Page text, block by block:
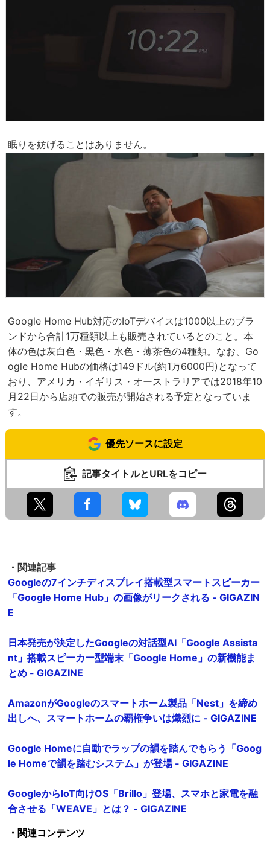
眠りを妨げることはありません。
Google Home Hub対応のIoTデバイスは1000以上のブラ
ンドから合計1万種類以上も販売されているとのこと。本
体の色は灰白色・黒色・水色・薄茶色の4種類。なお、Go
ogle Home Hubの価格は149ドル(約1万6000円)となって
おり、アメリカ・イギリス・オーストラリアでは2018年10
月22日から店頭での販売が開始される予定となっていま
す。
優先ソースに設定
記事タイトルとURLをコピー
・関連記事
Googleの7インチディスプレイ搭載型スマートスピーカー
「Google Home Hub」の画像がリークされる - GIGAZIN
E
日本発売が決定したGoogleの対話型AI「Google Assista
nt」搭載スピーカー型端末「Google Home」の新機能ま
とめ - GIGAZINE
AmazonがGoogleのスマートホーム製品「Nest」を締め
出しへ、スマートホームの覇権争いは熾烈に - GIGAZINE
Google Homeに自動でラップの韻を踏んでもらう「Goog
le Homeで韻を踏むシステム」が登場 - GIGAZINE
GoogleからIoT向けOS「Brillo」登場、スマホと家電を融
合させる「WEAVE」とは？ - GIGAZINE
・関連コンテンツ